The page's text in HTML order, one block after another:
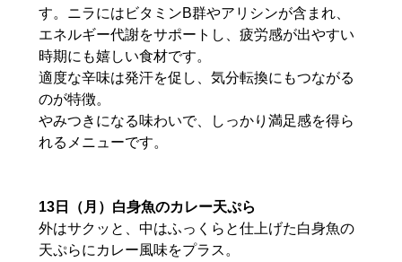
す。ニラにはビタミンB群やアリシンが含まれ、
エネルギー代謝をサポートし、疲労感が出やすい
時期にも嬉しい食材です。
適度な辛味は発汗を促し、気分転換にもつながる
のが特徴。
やみつきになる味わいで、しっかり満足感を得ら
れるメニューです。
13日（月）白身魚のカレー天ぷら
外はサクッと、中はふっくらと仕上げた白身魚の
天ぷらにカレー風味をプラス。